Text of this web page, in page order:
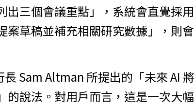
出三個會議重點」，系統會直覺採用
草稿並補充相關研究數據」，則會
Sam Altman 所提出的「未來 AI 將
的說法。對用戶而言，這是一次大幅